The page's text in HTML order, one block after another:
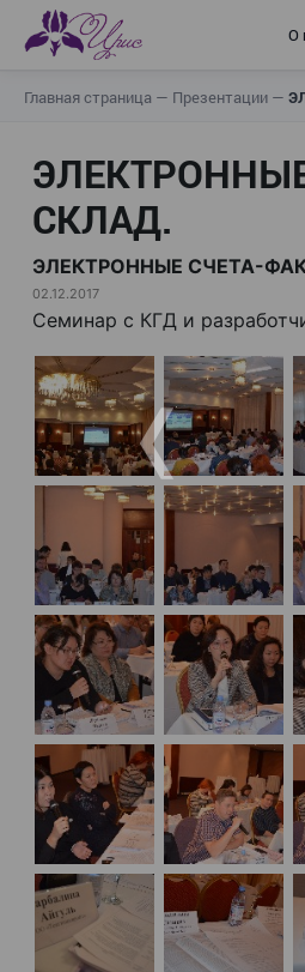
О
Главная страница — Презентации —
СКЛАД.
ЭЛЕКТРОННЫЕ СЧЕТА-
02.12.2017
Семинар с КГД и